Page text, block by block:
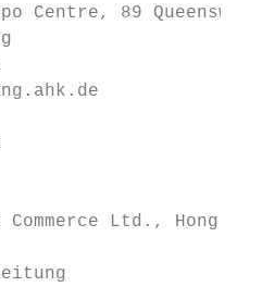
Centre, 89
Ltd., Hong